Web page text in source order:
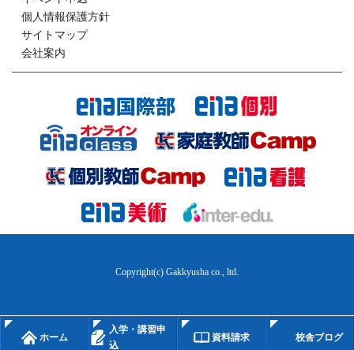
個人情報保護方針
サイトマップ
会社案内
Copyright(c) Gakkyusha co., ltd.
ホーム
入学・講習申
込
資料請求 校舎ブログ